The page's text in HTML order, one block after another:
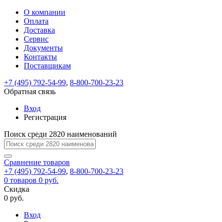
ВходРегистрация
test@example.com
отправлена
по
ней
завершения
регистрации.
Ок
Запомнить
меня
Забыли
Восстановление
пароля
Заполните
форму.
Мы
отправим
ссылку
указанный
электронный
перейдя
по
которой
вы
задать
На
вашу
почту
test@test.ru
ссылка.
Перейдите
по
для
смены
пароля.
Введите
новый
пароль
Сменить
Пароль
успешно
восстановлен
Обратная
связь
Сообщение
пользовательского
сообщение
успешно
отправлено.
О компании
Оплата
Доставка
Сервис
Документы
Контакты
Поставщикам
+7 (495) 792-54-99, 8-800-700-23-23
Обратная связь
Вход
Регистрация
Поиск среди 2820 наименований
Сравнение товаров
+7 (495) 792-54-99, 8-800-700-23-23
0 товаров 0 руб.
Скидка
0 руб.
Вход